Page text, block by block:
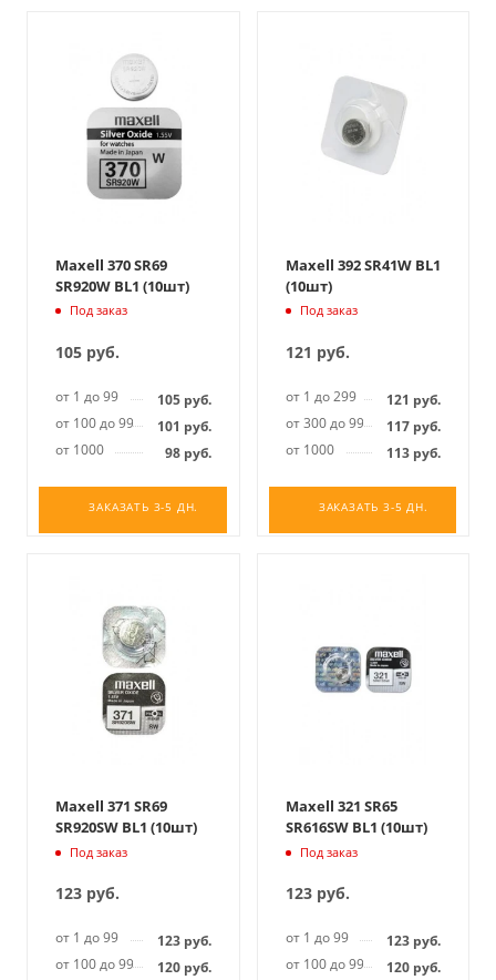
Maxell 370 SR69
SR920W BL1 (10шт)
Под заказ
105 руб.
от 1 до 99 105руб.
от 100 до 999
101 руб.
от 1000
98руб.
ЗАКАЗАТЬ 3-5 ДН.
Maxell 392 SR41W BL1
(10шт)
Под заказ
121 руб.
от 1 до 299 121 руб.
от 300 до 999
117 руб.
от 1000
113 руб.
ЗАКАЗАТЬ 3-5 ДН.
Maxell 371 SR69
SR920SW BL1 (10шт)
Под заказ
123 руб.
от 1 до 99 123руб.
от 100 до 999
120руб.
Maxell 321 SR65
SR616SW BL1 (10шт)
Под заказ
123руб.
от 1 до 99 123 руб.
от 100 до 999
120 руб.